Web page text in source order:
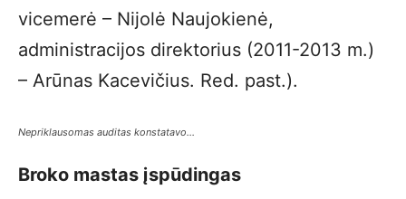
vicemerė – Nijolė Naujokienė,
administracijos direktorius (2011-2013 m.)
– Arūnas Kacevičius. Red. past.).
Nepriklausomas auditas konstatavo…
Broko mastas įspūdingas